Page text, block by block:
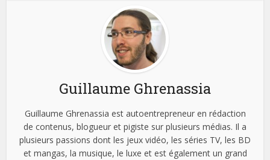
Guillaume Ghrenassia
Guillaume Ghrenassia est autoentrepreneur en rédaction
de contenus, blogueur et pigiste sur plusieurs médias. Il a
plusieurs passions dont les jeux vidéo, les séries TV, les BD
et mangas, la musique, le luxe et est également un grand